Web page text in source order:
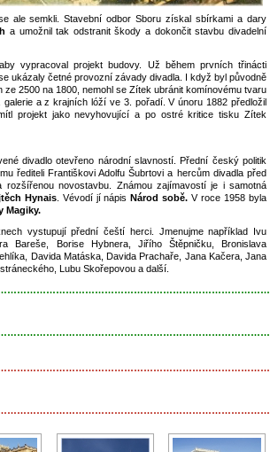
ale semkli. Stavební odbor Sboru získal sbírkami a dary
a umožnil tak odstranit škody a dokončit stavbu divadelní
vypracoval projekt budovy. Už během prvních třinácti
ukázaly četné provozní závady divadla. I když byl původně
2500 na 1800, nemohl se Zítek ubránit komínovému tvaru
a z krajních lóží ve 3. pořadí. V únoru 1882 předložil
projekt jako nevyhovující a po ostré kritice tisku Zítek
divadlo otevřeno národní slavností. Přední český politik
řediteli Františkovi Adolfu Šubrtovi a hercům divadla před
rozšířenou novostavbu. Známou zajímavostí je i samotná
Hynais. Vévodí jí nápisNárod sobě. V roce 1958 byla
Magiky.
vystupují přední čeští herci. Jmenujme například Ivu
Bareše, Borise Hybnera, Jiřího Štěpničku, Bronislava
Davida Matáska, Davida Prachaře, Jana Kačera, Jana
Lubu Skořepovou a další.